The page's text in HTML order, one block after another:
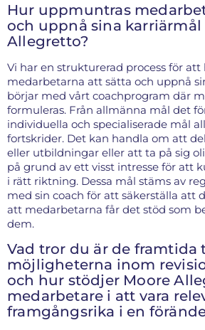
Hur uppmuntras
och uppnå sina karriärmål
Allegretto?
Vi har en strukturerad process för att
medarbetarna att sätta och uppnå
börjar med vårt coachprogram där
formuleras. Från allmänna mål det
individuella och specialiserade mål
fortskrider. Det kan handla om att
eller utbildningar eller att ta på sig
på grund av ett visst intresse för att
i rätt riktning. Dessa mål stäms av
med sin coach för att säkerställa att
att medarbetarna får det stöd som
dem.
Vad tror du är de framtida
möjligheterna inom
och hur stödjer Moore
medarbetare i att vara
framgångsrika i en